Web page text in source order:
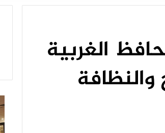
الغربية
والنظافة